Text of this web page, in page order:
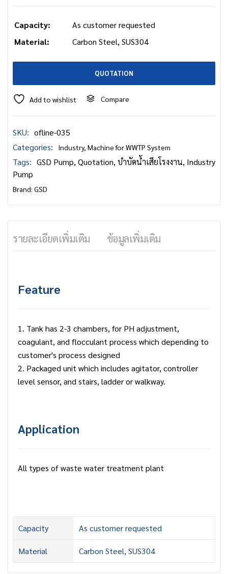
Capacity:
As customer requested
Material:
Carbon Steel, SUS304
QUOTATION
Add to wishlist Compare
SKU: ofline-035
Categories:
Industry, Machine for WWTP System
Tags: GSD Pump,Quotation,บำบัดน้ำเสียโรงงาน, Industry
Pump
Brand: GSD
รายละเอียดเพิ่มเติม ข้อมูลเพิ่มเติม
Feature
1. Tank has 2-3 chambers, for PH adjustment,
coagulant, and flocculant process which depending to
customer's process designed
2. Packaged unit which includes agitator, controller
level sensor, and stairs, ladder or walkway.
Application
All types of waste water treatment plant
Capacity As customer requested
Material Carbon Steel, SUS304